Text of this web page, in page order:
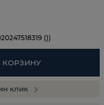
())
КОРЗИНУ
клик